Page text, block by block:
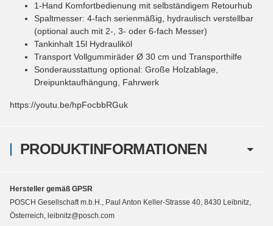
PRODUKTINFORMATIONEN
1-Hand Komfortbedienung mit selbständigem Retourhub
Spaltmesser: 4-fach serienmäßig, hydraulisch verstellbar
(optional auch mit 2-, 3- oder 6-fach Messer)
Tankinhalt 15l Hydrauliköl
Transport Vollgummiräder Ø 30 cm und Transporthilfe
Sonderausstattung optional: Große Holzablage,
Dreipunktaufhängung, Fahrwerk
https://youtu.be/hpFocbbRGuk
Hersteller gemäß GPSR
POSCH Gesellschaft m.b.H., Paul Anton Keller-Strasse 40, 8430 Leibnitz,
Österreich, leibnitz@posch.com